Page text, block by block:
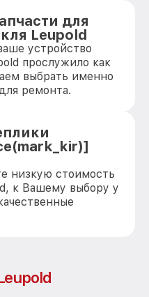
для
Leupold
устройство
прослужило как
выбрать именно
ремонта.
низкую стоимость
к Вашему выбору у